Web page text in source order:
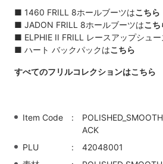
■ 1460 FRILL 8ホールブーツはこちら
■ JADON FRILL 8ホールブーツはこち
■ ELPHIE II FRILL レースアップシュー
■ ハート バックパックはこちら
すべてのフリルコレクションはこちら
Item Code
ACK
PLU
42048001